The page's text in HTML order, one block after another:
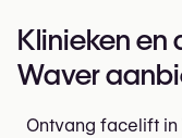
Klinieken en
Waver
Ontvang facelift